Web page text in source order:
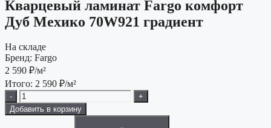
Кварцевый ламинат Fargo комфорт
Дуб Мехико 70W921 градиент
На складе
Бренд: Fargo
2 590 ₽/м²
Итого: 2 590 ₽/м²
-
+
Добавить в корзину